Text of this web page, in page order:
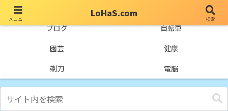
ブログ
自転車
園芸
健康
剃刀
電脳
メニュー
LoHaS.com
検索